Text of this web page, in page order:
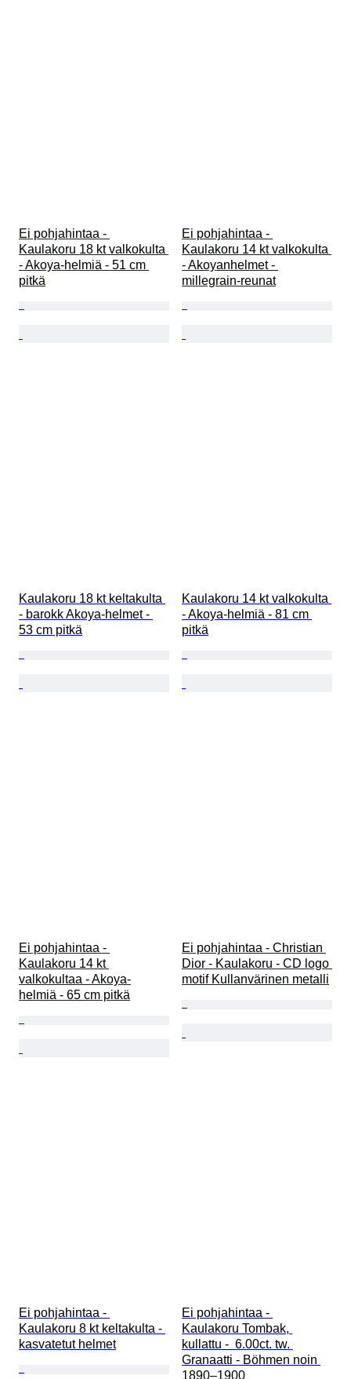
Ei pohjahintaa -
Kaulakoru 18 kt valkokulta
- Akoya-helmiä - 51 cm
pitkä
Ei pohjahintaa -
Kaulakoru 14 kt valkokulta
- Akoyanhelmet -
millegrain-reunat
Kaulakoru 18 kt keltakulta
- barokk Akoya-helmet -
53 cm pitkä
Kaulakoru 14 kt valkokulta
- Akoya-helmiä - 81 cm
pitkä
Ei pohjahintaa -
Kaulakoru 14 kt
valkokultaa - Akoya-
helmiä - 65 cm pitkä
Ei pohjahintaa - Christian
Dior - Kaulakoru - CD logo
motif Kullanvärinen metalli
Ei pohjahintaa -
Kaulakoru 8 kt keltakulta -
kasvatetut helmet
Ei pohjahintaa -
Kaulakoru Tombak,
kullattu -  6.00ct. tw.
Granaatti - Böhmen noin
1890–1900